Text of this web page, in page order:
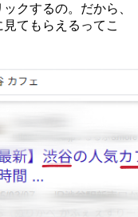
クするの。だから、
てもらえるってこ